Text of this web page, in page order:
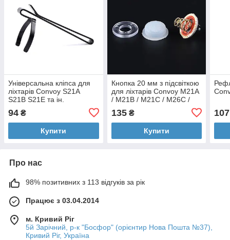
Універсальна кліпса для
ліхтарів Convoy S21A
S21B S21E та ін.
94 ₴
Купити
Кнопка 20 мм з підсвіткою
для ліхтарів Convoy M21A
/ M21B / M21C / M26C /
Комплект
135₴
Купити
107
Про нас
98% позитивних з 113 відгуків за рік
Працює з 03.04.2014
м. Кривий Ріг
5й Зарічний, р-к "Босфор" (орієнтир Нова Пошта №37),
Кривий Ріг, Україна